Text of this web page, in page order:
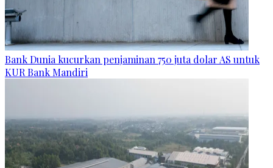
Bank Dunia kucurkan penjaminan 750 juta dolar AS untuk
KUR Bank Mandiri